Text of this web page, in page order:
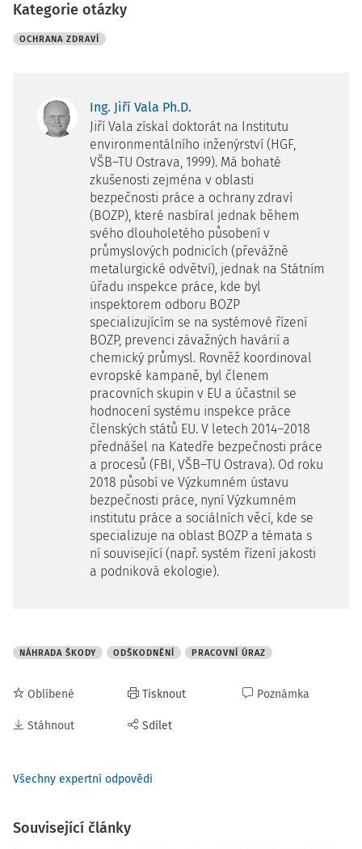
Kategorie otázky
OCHRANA ZDRAVÍ
Ing. Jiří Vala Ph.D.
Jiří Vala získal doktorát na Institutu
environmentálního inženýrství (HGF,
VŠB–TU Ostrava, 1999). Má bohaté
zkušenosti zejména v oblasti
bezpečnosti práce a ochrany zdraví
(BOZP), které nasbíral jednak během
svého dlouholetého působení v
průmyslových podnicích (převážně
metalurgické odvětví), jednak na Státním
úřadu inspekce práce, kde byl
inspektorem odboru BOZP
specializujícím se na systémové řízení
BOZP, prevenci závažných havárií a
chemický průmysl. Rovněž koordinoval
evropské kampaně, byl členem
pracovních skupin v EU a účastnil se
hodnocení systému inspekce práce
členských států EU. V letech 2014–2018
přednášel na Katedře bezpečnosti práce
a procesů (FBI, VŠB–TU Ostrava). Od roku
2018 působí ve Výzkumném ústavu
bezpečnosti práce, nyní Výzkumném
institutu práce a sociálních věcí, kde se
specializuje na oblast BOZP a témata s
ní související (např. systém řízení jakosti
a podniková ekologie).
NÁHRADA ŠKODY ODŠKODNĚNÍ PRACOVNÍ ÚRAZ
Oblíbené
Stáhnout
Tisknout
Sdílet
Poznámka
Všechny expertní odpovědi
Související články